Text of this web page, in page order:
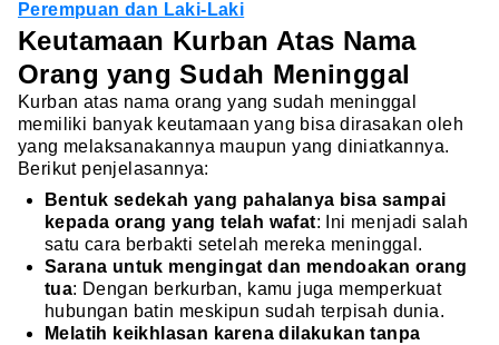
Perempuan dan Laki-Laki
Keutamaan Kurban Atas Nama
Orang yang Sudah Meninggal
Kurban atas nama orang yang sudah meninggal
memiliki banyak keutamaan yang bisa dirasakan oleh
yang melaksanakannya maupun yang diniatkannya.
Berikut penjelasannya:
Bentuk sedekah yang pahalanya bisa sampai
kepada orang yang telah wafat:
Ini menjadi salah
satu cara berbakti setelah mereka meninggal.
Sarana untuk mengingat dan mendoakan orang
tua: Dengan berkurban, kamu juga memperkuat
hubungan batin meskipun sudah terpisah dunia.
Melatih keikhlasan karena dilakukan tanpa